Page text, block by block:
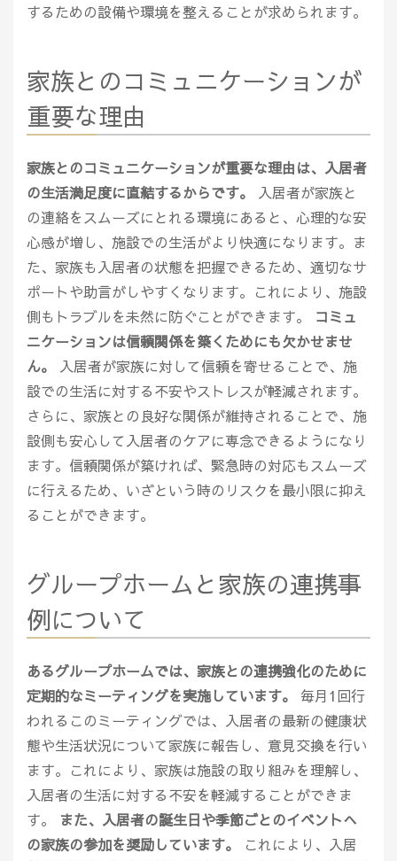
するための設備や環境を整えることが求められます。
家族とのコミュニケーションが
重要な理由
家族とのコミュニケーションが重要な理由は、入居者
の生活満足度に直結するからです。
入居者が家族と
の連絡をスムーズにとれる環境にあると、心理的な安
心感が増し、施設での生活がより快適になります。ま
た、家族も入居者の状態を把握できるため、適切なサ
ポートや助言がしやすくなります。これにより、施設
側もトラブルを未然に防ぐことができます。 コミュ
ニケーションは信頼関係を築くためにも欠かせませ
ん。
入居者が家族に対して信頼を寄せることで、施
設での生活に対する不安やストレスが軽減されます。
さらに、家族との良好な関係が維持されることで、施
設側も安心して入居者のケアに専念できるようになり
ます。信頼関係が築ければ、緊急時の対応もスムーズ
に行えるため、いざという時のリスクを最小限に抑え
ることができます。
グループホームと家族の連携事
例について
あるグループホームでは、家族との連携強化のために
定期的なミーティングを実施しています。
毎月1回行
われるこのミーティングでは、入居者の最新の健康状
態や生活状況について家族に報告し、意見交換を行い
ます。これにより、家族は施設の取り組みを理解し、
入居者の生活に対する不安を軽減することができま
す。 また、入居者の誕生日や季節ごとのイベントへ
の家族の参加を奨励しています。
これにより、入居